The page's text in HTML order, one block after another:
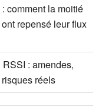
: comment la moitié
repensé leur flux
: amendes,
réels